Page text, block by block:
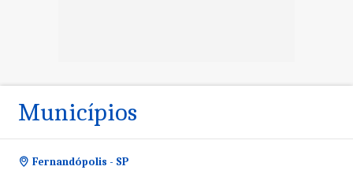
Municípios
Fernandópolis - SP